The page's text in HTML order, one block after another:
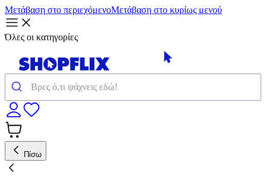
Μετάβαση στο περιεχόμενοΜετάβαση στο κυρίως μενού
Όλες οι κατηγορίες
Πίσω